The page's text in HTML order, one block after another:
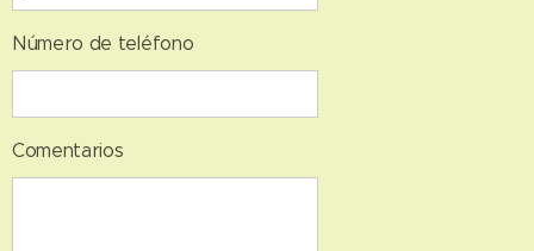
Número de teléfono
Comentarios